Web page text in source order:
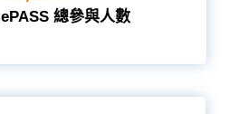
ePASS 總參與人數